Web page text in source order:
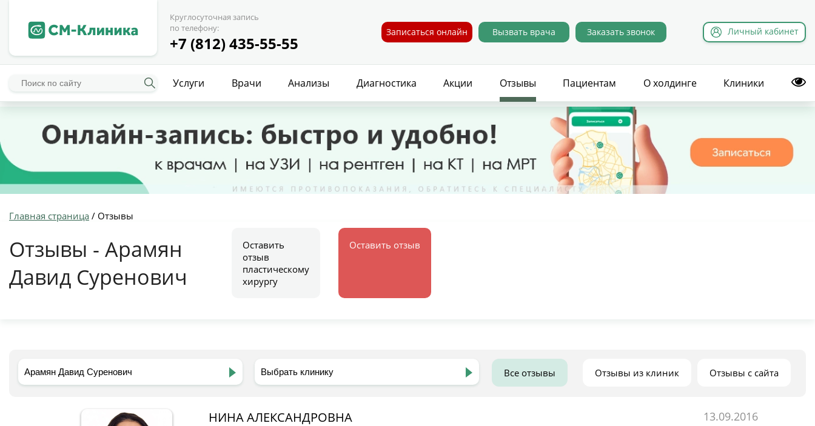
Круглосуточная запись
по телефону:
+7 (812) 435-55-55
Записаться онлайн Вызвать врача Заказать звонок Личный кабинет
Услуги Врачи Анализы Диагностика Акции Отзывы Пациентам О холдинге Клиники
Главная страница / Отзывы
Отзывы - Арамян
Давид Суренович
Оставить
отзыв
пластическому
хирургу
Оставить отзыв
Отзывы с сайта
Отзывы из клиник
Все отзывы
НИНА АЛЕКСАНДРОВНА 13.09.2016